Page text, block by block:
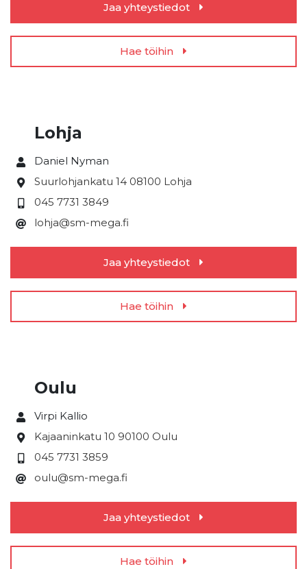
Jaa yhteystiedot
Hae töihin
Lohja
Daniel Nyman
Suurlohjankatu 14 08100 Lohja
045 7731 3849
lohja@sm-mega.fi
Jaa yhteystiedot
Hae töihin
Oulu
Virpi Kallio
Kajaaninkatu 10 90100 Oulu
045 7731 3859
oulu@sm-mega.fi
Jaa yhteystiedot
Hae töihin